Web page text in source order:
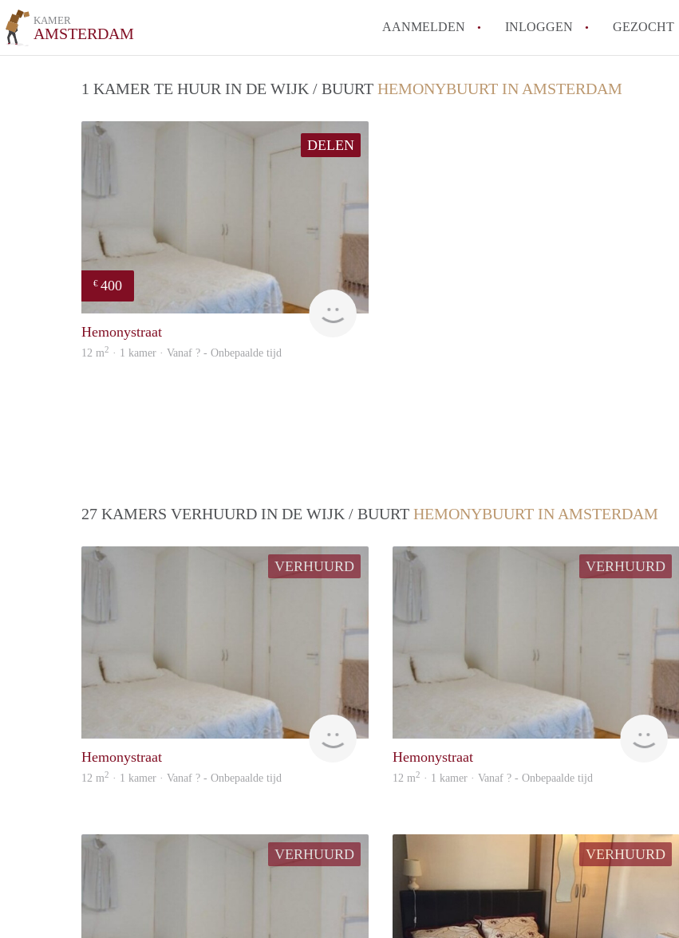
KAMER
AMSTERDAM AANMELDEN INLOGGEN GEZOCHT
Wat is het
1 KAMER TE HUUR IN DE WIJK / BUURT HEMONYBUURT IN AMSTERDAM
DELEN
€ 400
rent
Hemonystraat
12 m2 · 1 kamer · Vanaf ? - Onbepaalde tijd
27 KAMERS VERHUURD IN DE WIJK / BUURT HEMONYBUURT IN AMSTERDAM
VERHUURD
rent
Hemonystraat
12 m2 · 1 kamer · Vanaf ? - Onbepaalde tijd
VERHUURD
rent
Hemonystraat
12 m2 · 1 kamer · Vanaf ? - Onbepaalde tijd
VERHUURD VERHUURD